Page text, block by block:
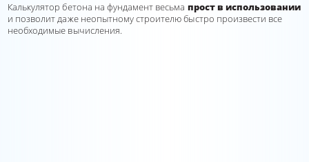
Калькулятор бетона на фундамент весьма прост в использовании
и позволит даже неопытному строителю быстро произвести все
необходимые вычисления.